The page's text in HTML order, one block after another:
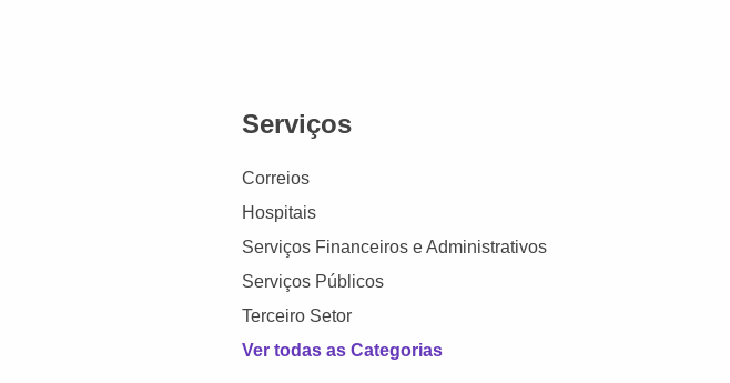
Serviços
Correios
Hospitais
Serviços Financeiros e Administrativos
Serviços Públicos
Terceiro Setor
Ver todas as Categorias